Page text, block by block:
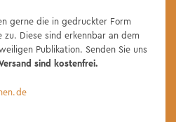
gerne die in gedruckter Form
Diese sind erkennbar an dem
Publikation. Senden Sie uns
sind kostenfrei.